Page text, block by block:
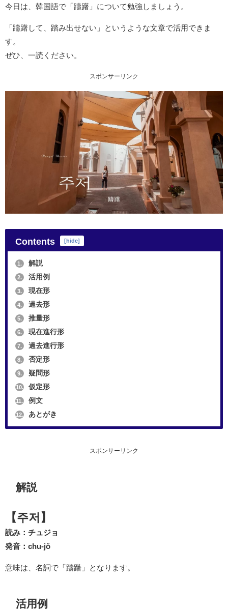
今日は、韓国語で「躊躇」について勉強しましょう。
「躊躇して、踏み出せない」というような文章で活用できま
す。
ぜひ、一読ください。
スポンサーリンク
Contents [hide]
1. 解説
2. 活用例
3. 現在形
4. 過去形
5. 推量形
6. 現在進行形
7. 過去進行形
8. 否定形
9. 疑問形
10. 仮定形
11. 例文
12. あとがき
スポンサーリンク
解説
【주저】
読み：チュジョ
発音：chu-jŏ
意味は、名詞で「躊躇」となります。
活用例